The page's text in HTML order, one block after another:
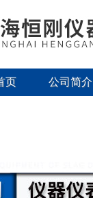
页 公司简介